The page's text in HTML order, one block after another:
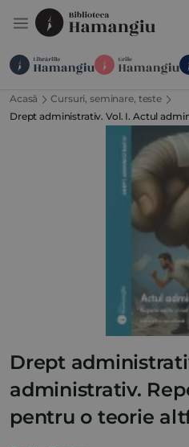
Module Publicații
Suport Newsletter
Acasă
Cursuri, seminare, teste
Drept administrativ. Vol. I. Actul
o teorie altfel. Ediția a 3-a
Drept
administrativ.
pentru o teorie